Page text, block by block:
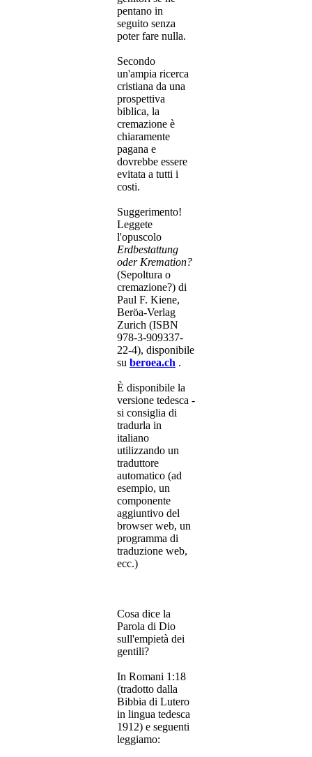
pentano in
seguito senza
poter fare nulla.
Secondo
un'ampia ricerca
cristiana da una
prospettiva
biblica, la
cremazione è
chiaramente
pagana e
dovrebbe essere
evitata a tutti i
costi.
Suggerimento!
Leggete
l'opuscolo
Erdbestattung
oder Kremation?
(Sepoltura o
cremazione?) di
Paul F. Kiene,
Beröa-Verlag
Zurich (ISBN
978-3-909337-
22-4), disponibile
su beroea.ch .
È disponibile la
versione tedesca -
si consiglia di
tradurla in
italiano
utilizzando un
traduttore
automatico (ad
esempio, un
componente
aggiuntivo del
browser web, un
programma di
traduzione web,
ecc.)
Cosa dice la
Parola di Dio
sull'empietà dei
gentili?
In Romani 1:18
(tradotto dalla
Bibbia di Lutero
in lingua tedesca
1912) e seguenti
leggiamo: